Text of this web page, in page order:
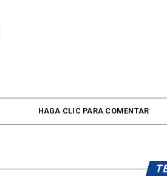
HAGA CLIC PARA COMENTAR